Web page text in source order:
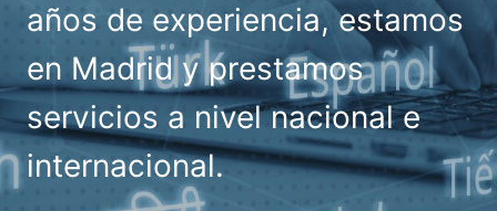
años de experiencia, estamos
en Madrid y prestamos
servicios a nivel nacional e
internacional.